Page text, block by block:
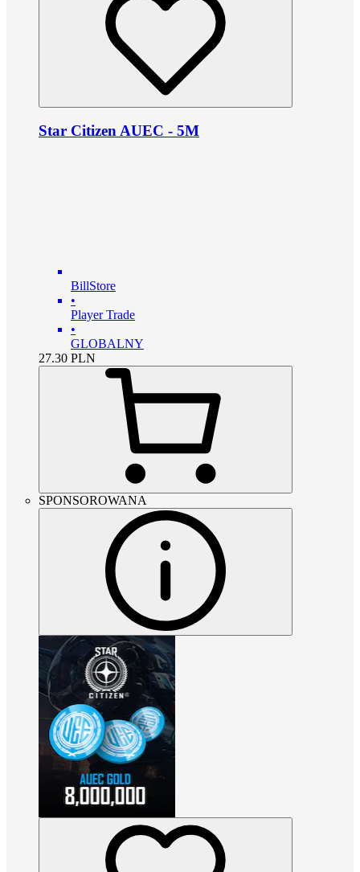
Star Citizen AUEC - 5M
BillStore
•
Player Trade
•
GLOBALNY
27.30 PLN
SPONSOROWANA